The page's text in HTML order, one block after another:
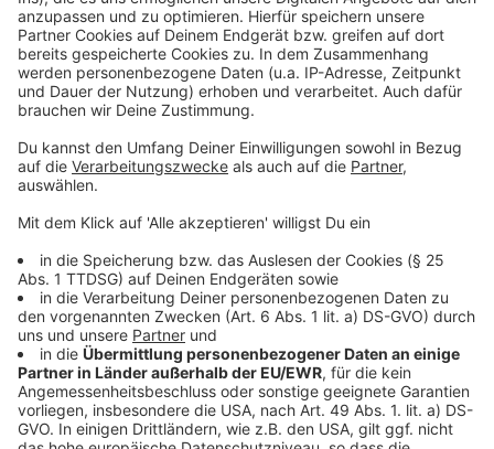
Anzeige
Kartoffel-Pestosalat:
In ein Zentimeter große Würfel schneiden und in
kochendem Salzwasser garen.
Aus 100 Gramm Mayonnaise, 100 Gramm Creme
rühren. Damit der Salat nicht zu pappig wird sollte
die Marinade recht flüssig sein.
Die gekochten Kartoffelwürfel auf ein Sieb
schütten und kurz ausdämpfen lassen.
Noch heiß in die Marinade legen und durchziehen
lassen.
Kurz vor dem Anrichten das Pesto und die